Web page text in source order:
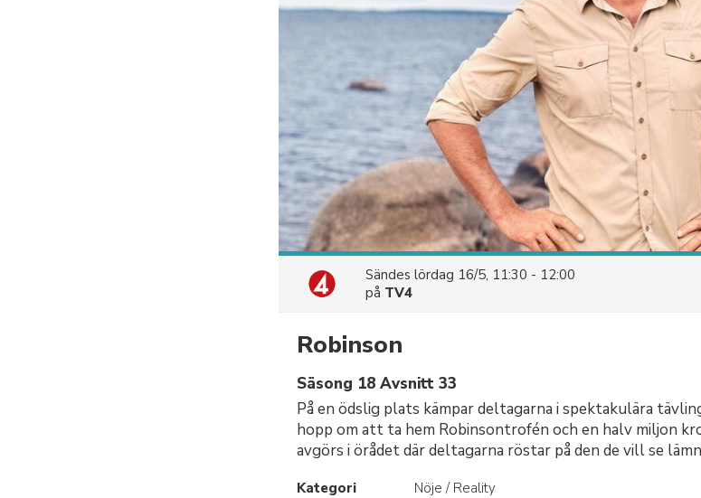
Sändes lördag 16/5, 11:30 - 12:00
på TV4
Robinson
Säsong 18 Avsnitt 33
På en ödslig plats kämpar deltagarna i spektakulära
hopp om att ta hem Robinsontrofén och en halv miljon
avgörs i örådet där deltagarna röstar på den de vill se
Kategori
Nöje / Reality